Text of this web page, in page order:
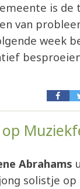
is de
van
week
Abrahams
solistje op